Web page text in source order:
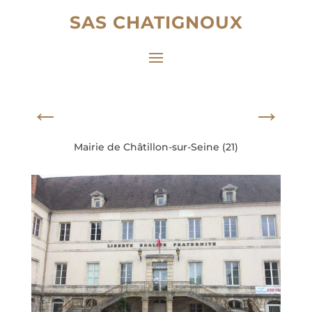
SAS CHATIGNOUX
← →
Mairie de Châtillon-sur-Seine (21)